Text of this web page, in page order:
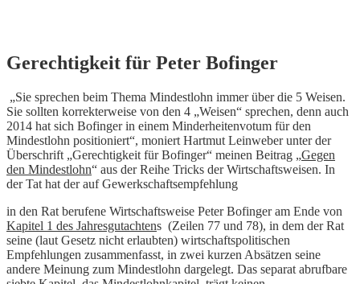
Skip
to
Gerechtigkeit für Peter Bofinger
„Sie sprechen beim Thema Mindestlohn immer über die 5 Weisen.
Sie sollten korrekterweise von den 4 „Weisen“ sprechen, denn auch
2014 hat sich Bofinger in einem Minderheitenvotum für den
Mindestlohn positioniert“, moniert Hartmut Leinweber unter der
Überschrift „Gerechtigkeit für Bofinger“ meinen Beitrag „Gegen
den Mindestlohn“ aus der Reihe Tricks der Wirtschaftsweisen. In
der Tat hat der auf Gewerkschaftsempfehlung
in den Rat berufene Wirtschaftsweise Peter Bofinger am Ende von
Kapitel 1 des Jahresgutachtens (Zeilen 77 und 78), in dem der Rat
seine (laut Gesetz nicht erlaubten) wirtschaftspolitischen
Empfehlungen zusammenfasst, in zwei kurzen Absätzen seine
andere Meinung zum Mindestlohn dargelegt. Das separat abrufbare